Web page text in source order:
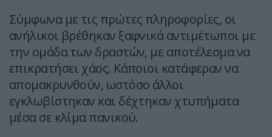
Σύμφωνα με τις πρώτες πληροφορίες, οι
ανήλικοι βρέθηκαν ξαφνικά αντιμέτωποι με
την ομάδα των δραστών, με αποτέλεσμα να
επικρατήσει χάος. Κάποιοι κατάφεραν να
απομακρυνθούν, ωστόσο άλλοι
εγκλωβίστηκαν και δέχτηκαν χτυπήματα
μέσα σε κλίμα πανικού.